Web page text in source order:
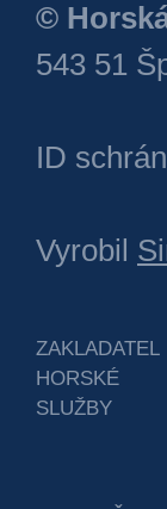
©
543 51
ID
Vyrobil
ZAKLADATEL
HORSKÉ
SLUŽBY